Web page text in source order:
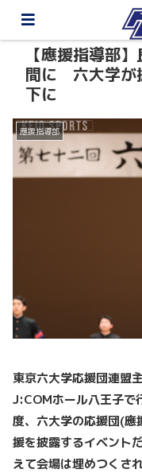
【應援指導部
間に 六大学が
下に
應援指導部
東京六大学応援団連盟
J:COMホール八王子で
度、六大学の応援団(應
援を披露するイベント
えて会場は埋めつくされ